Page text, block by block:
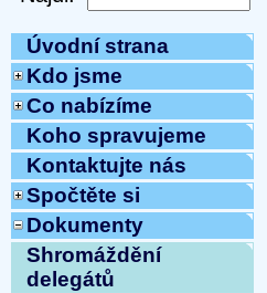
Úvodní strana
Kdo jsme
Co nabízíme
Koho spravujeme
Kontaktujte nás
Spočtěte si
Dokumenty
Shromáždění
delegátů